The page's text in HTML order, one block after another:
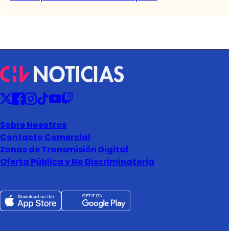
Sobre Nosotros
Contacto Comercial
Zonas de Transmisión Digital
Oferta Pública y No Discriminatoria